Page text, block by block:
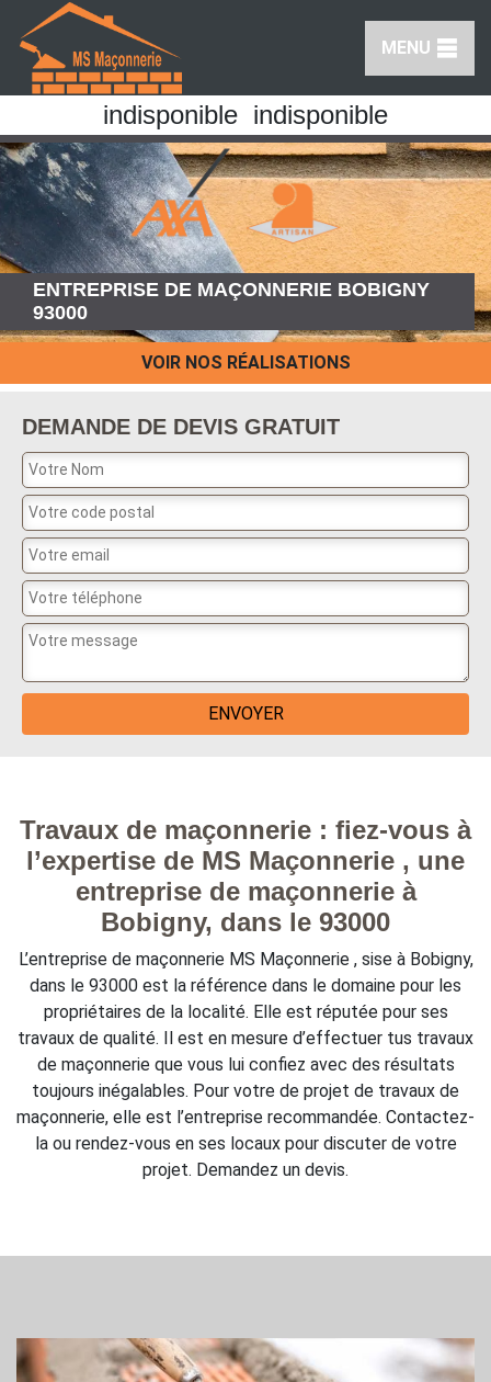
MENU
indisponible indisponible
ENTREPRISE DE MAÇONNERIE BOBIGNY
93000
VOIR NOS RÉALISATIONS
DEMANDE DE DEVIS GRATUIT
Travaux de maçonnerie : fiez-vous à
l’expertise de MS Maçonnerie , une
entreprise de maçonnerie à
Bobigny, dans le 93000
L’entreprise de maçonnerie MS Maçonnerie , sise à Bobigny,
dans le 93000 est la référence dans le domaine pour les
propriétaires de la localité. Elle est réputée pour ses
travaux de qualité. Il est en mesure d’effectuer tus travaux
de maçonnerie que vous lui confiez avec des résultats
toujours inégalables. Pour votre de projet de travaux de
maçonnerie, elle est l’entreprise recommandée. Contactez-
la ou rendez-vous en ses locaux pour discuter de votre
projet. Demandez un devis.